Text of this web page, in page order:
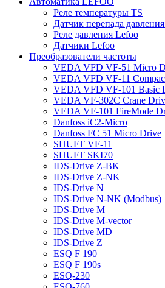
Реле температуры TS
Датчик перепада
Реле давления Lefoo
Датчики Lefoo
Преобразователи частоты
VEDA VFD VF-51 Micro
VEDA VFD VF-11
VEDA VFD VF-101 Basic
VEDA VF-302C Crane
VEDA VF-101 FireMode
Danfoss iC2-Micro
Danfoss FC 51 Micro Drive
SHUFT VF-11
SHUFT SKI70
IDS-Drive Z-BK
IDS-Drive Z-NK
IDS-Drive N
IDS-Drive N-NK (Modbus)
IDS-Drive M
IDS-Drive M-vector
IDS-Drive MD
IDS-Drive Z
ESQ F 190
ESQ F 190s
ESQ-230